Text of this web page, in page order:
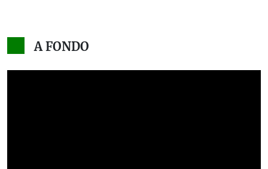
A FONDO